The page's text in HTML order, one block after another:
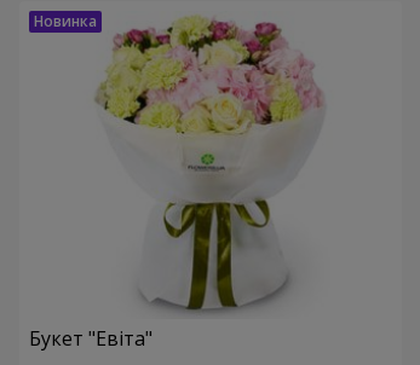
Букет "Евіта"